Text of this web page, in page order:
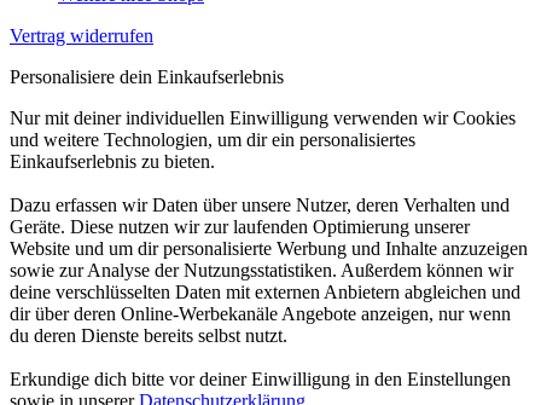
Vertrag widerrufen
Personalisiere dein Einkaufserlebnis
Nur mit deiner individuellen Einwilligung verwenden wir Cookies
und weitere Technologien, um dir ein personalisiertes
Einkaufserlebnis zu bieten.
Dazu erfassen wir Daten über unsere Nutzer, deren Verhalten und
Geräte. Diese nutzen wir zur laufenden Optimierung unserer
Website und um dir personalisierte Werbung und Inhalte anzuzeigen
sowie zur Analyse der Nutzungsstatistiken. Außerdem können wir
deine verschlüsselten Daten mit externen Anbietern abgleichen und
dir über deren Online-Werbekanäle Angebote anzeigen, nur wenn
du deren Dienste bereits selbst nutzt.
Erkundige dich bitte vor deiner Einwilligung in den Einstellungen